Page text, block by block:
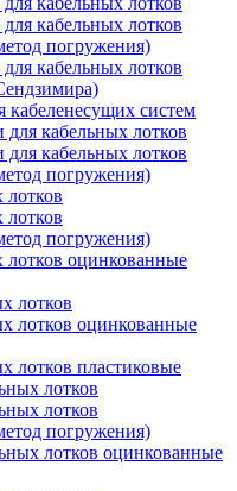
кабельных лотков
погружения)
кабельных лотков
кабеленесущих систем
кабельных лотков
кабельных лотков
погружения)
погружения)
оцинкованные
лотков
лотков оцинкованные
лотков пластиковые
лотков
лотков
погружения)
лотков оцинкованные